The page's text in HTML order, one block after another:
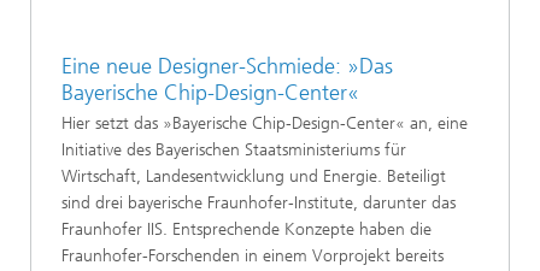
Eine neue Designer-Schmiede: »Das
Bayerische Chip-Design-Center«
Hier setzt das »Bayerische Chip-Design-Center« an, eine
Initiative des Bayerischen Staatsministeriums für
Wirtschaft, Landesentwicklung und Energie. Beteiligt
sind drei bayerische Fraunhofer-Institute, darunter das
Fraunhofer IIS. Entsprechende Konzepte haben die
Fraunhofer-Forschenden in einem Vorprojekt bereits